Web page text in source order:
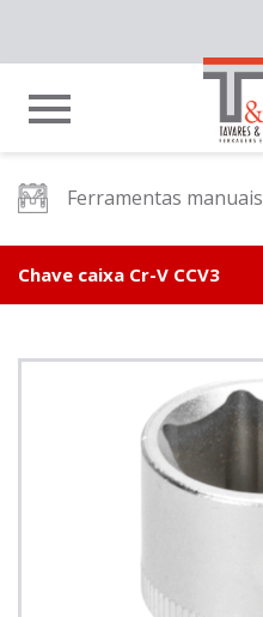
Ferramentas manuais
Chave caixa Cr-V CCV3